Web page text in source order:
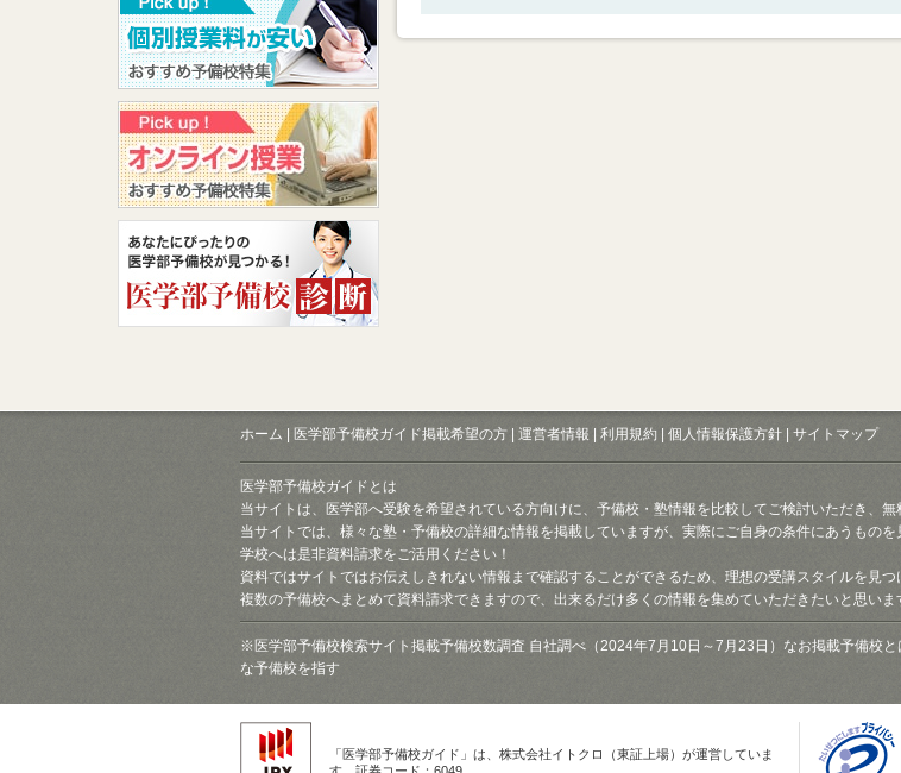
ホーム 医学部予備校ガイド掲載希望の方 運営者情報 利用規約 個人情報保護方針 サイトマップ
医学部予備校ガイドとは
当サイトは、医学部へ受験を希望されている方向けに、予備校・塾情報を比較してご検討いただき、
当サイトでは、様々な塾・予備校の詳細な情報を掲載していますが、実際にご自身の条件にあうもの
学校へは是非資料請求をご活用ください！
資料ではサイトではお伝えしきれない情報まで確認することができるため、理想の受講スタイルを見
複数の予備校へまとめて資料請求できますので、出来るだけ多くの情報を集めていただきたいと思いま
※医学部予備校検索サイト掲載予備校数調査 自社調べ（2024年7月10日～7月23日）なお掲載予備校
な予備校を指す
「医学部予備校ガイド」は、株式会社イトクロ（東証上場）が運営していま
す。証券コード：6049